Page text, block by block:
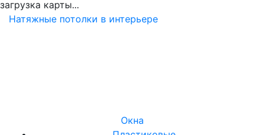
загрузка карты...
Натяжные потолки в интерьере
Окна